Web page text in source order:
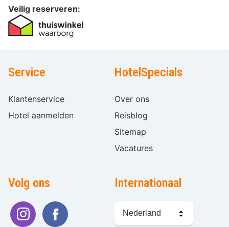
Veilig reserveren:
Service
Klantenservice
Hotel aanmelden
HotelSpecials
Over ons
Reisblog
Sitemap
Vacatures
Volg ons Internationaal
kiezen